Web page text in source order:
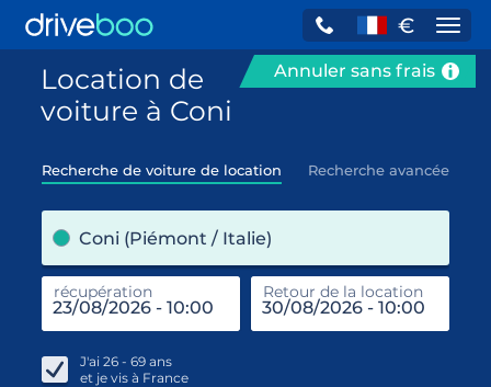
€
Annuler sans frais
Location de
voiture à Coni
Recherche de voiture de location Recherche avancée
Coni (Piémont / Italie)
récupération Retour de la location
J'ai 26 - 69 ans
et je vis à France